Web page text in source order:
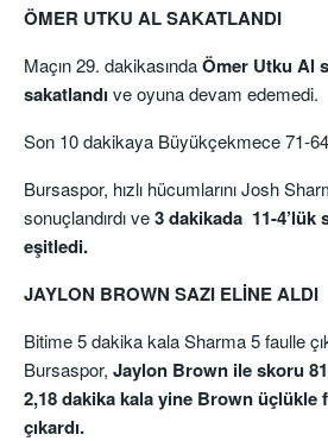
ÖMER UTKU AL SAKATLANDI
Maçın 29. dakikasındaÖmer Utku Al
sakatlandı ve oyuna devam edemedi.
Son 10 dakikaya Büyükçekmece 71-
Bursaspor, hızlı hücumlarını Josh
sonuçlandırdı ve3 dakikada 11-4’lük
eşitledi.
JAYLON BROWN SAZI ELİNE ALDI
Bitime 5 dakika kala Sharma 5 faulle
Bursaspor, Jaylon Brown ile skoru
2,18 dakika kala yine Brown üçlükle
çıkardı.